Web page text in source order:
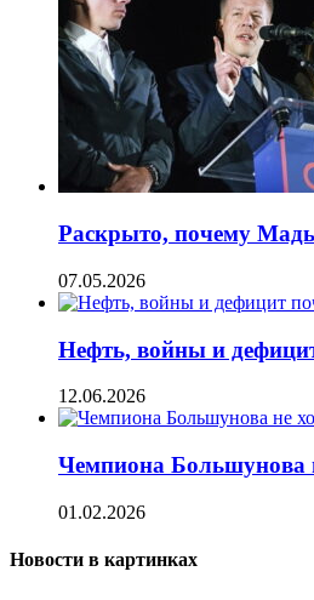
Раскрыто, почему
07.05.2026
Нефть, войны и
12.06.2026
Чемпиона Большунова
01.02.2026
Новости в картинках